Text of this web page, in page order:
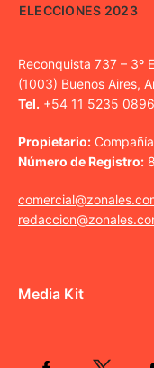
ELECCIONES 2023
Reconquista 737 – 3º E
(1003) Buenos Aires,
Tel. +54 11 5235
Propietario:
Número de Registro:
Media Kit